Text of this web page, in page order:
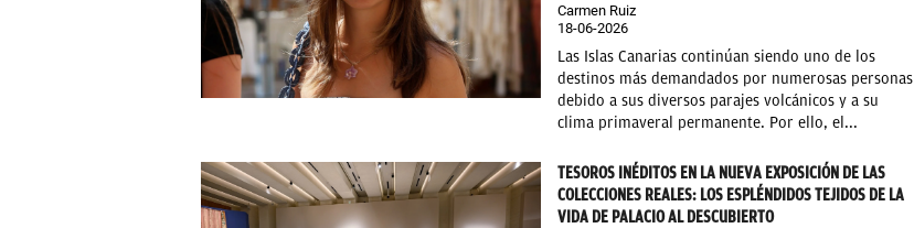
Carmen Ruiz
18-06-2026
Las Islas Canarias continúan siendo uno de los
destinos más demandados por numerosas personas
debido a sus diversos parajes volcánicos y a su
clima primaveral permanente. Por ello, el...
TESOROS INÉDITOS EN LA NUEVA EXPOSICIÓN DE LAS
COLECCIONES REALES: LOS ESPLÉNDIDOS TEJIDOS DE LA
VIDA DE PALACIO AL DESCUBIERTO